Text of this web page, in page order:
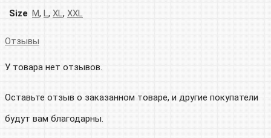
Size M, L, XL, XXL
Отзывы
У товара нет отзывов.
Оставьте отзыв о заказанном товаре, и другие покупатели
будут вам благодарны.